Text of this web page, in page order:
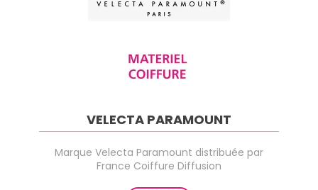
VELECTA PARAMOUNT
Marque Velecta Paramount distribuée par
France Coiffure Diffusion